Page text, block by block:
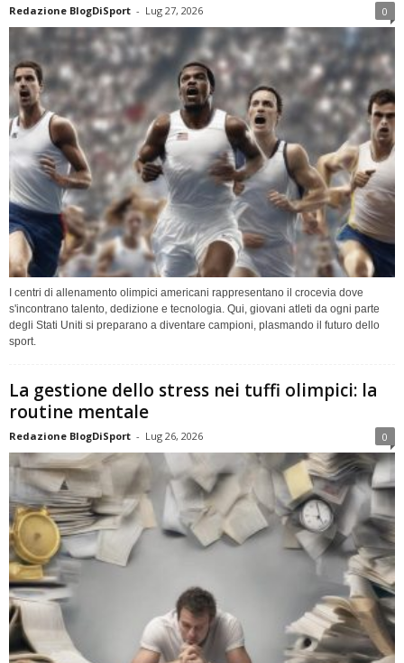
Redazione BlogDiSport - Lug 27, 2026 0
I centri di allenamento olimpici americani rappresentano il crocevia dove
s'incontrano talento, dedizione e tecnologia. Qui, giovani atleti da ogni parte
degli Stati Uniti si preparano a diventare campioni, plasmando il futuro dello
sport.
La gestione dello stress nei tuffi olimpici: la
routine mentale
Redazione BlogDiSport - Lug 26, 2026 0